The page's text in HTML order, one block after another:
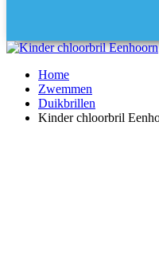
Home
Zwemmen
Duikbrillen
Kinder chloorbril